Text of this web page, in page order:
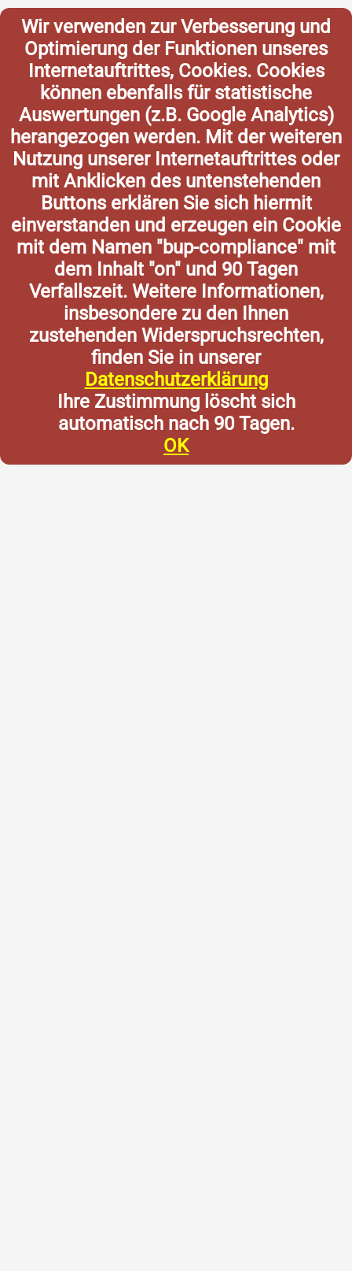
Wir verwenden zur Verbesserung und
Optimierung der Funktionen unseres
Internetauftrittes, Cookies. Cookies
können ebenfalls für statistische
Auswertungen (z.B. Google Analytics)
herangezogen werden. Mit der weiteren
Nutzung unserer Internetauftrittes oder
mit Anklicken des untenstehenden
Buttons erklären Sie sich hiermit
einverstanden und erzeugen ein Cookie
mit dem Namen "bup-compliance" mit
dem Inhalt "on" und 90 Tagen
Verfallszeit. Weitere Informationen,
insbesondere zu den Ihnen
zustehenden Widerspruchsrechten,
finden Sie in unserer
Datenschutzerklärung
Ihre Zustimmung löscht sich
automatisch nach 90 Tagen.
OK